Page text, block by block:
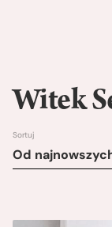
Witek
Sortuj
Od